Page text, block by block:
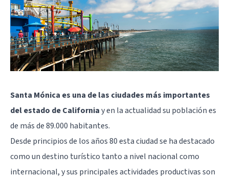
Santa Mónica es una de las ciudades más importantes
del estado de Californiay en la actualidad su población es
de más de 89.000 habitantes.
Desde principios de los años 80 esta ciudad se ha destacado
como un destino turístico tanto a nivel nacional como
internacional, y sus principales actividades productivas son